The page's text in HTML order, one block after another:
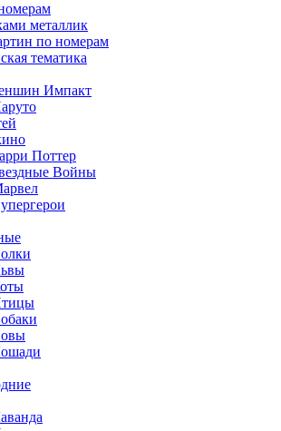
металлик
по номерам
тематика
Импакт
Поттер
Войны